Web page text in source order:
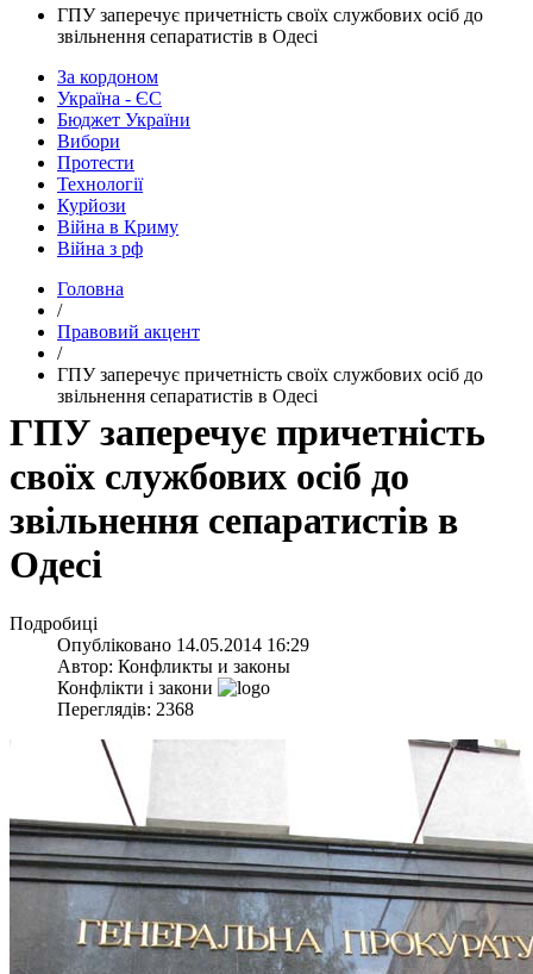
ГПУ заперечує причетність своїх службових осіб до
звільнення сепаратистів в Одесі
За кордоном
Україна - ЄС
Бюджет України
Вибори
Протести
Технології
Курйози
Війна в Криму
Війна з рф
Головна
/
Правовий акцент
/
ГПУ заперечує причетність своїх службових осіб до
звільнення сепаратистів в Одесі
ГПУ заперечує причетність
своїх службових осіб до
звільнення сепаратистів в
Одесі
Подробиці
Опубліковано 14.05.2014 16:29
Автор: Конфликты и законы
Конфлікти і закони
Переглядів: 2368